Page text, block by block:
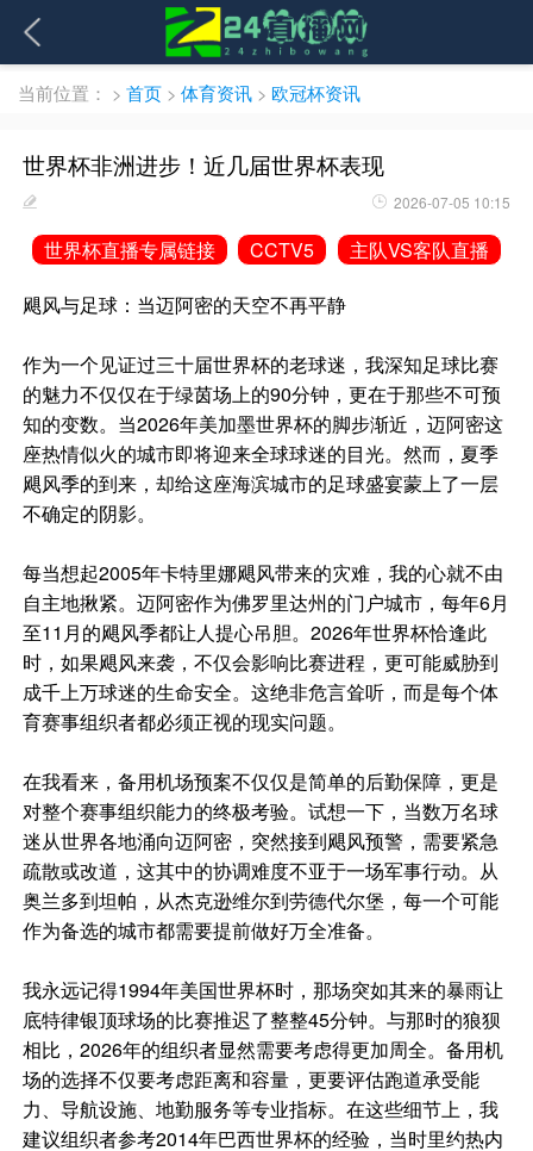
当前位置： > 首页 > 体育资讯 > 欧冠杯资讯
世界杯非洲进步！近几届世界杯表现
2026-07-05 10:15
世界杯直播专属链接 CCTV5
主队VS客队直播
飓风与足球：当迈阿密的天空不再平静
作为一个见证过三十届世界杯的老球迷，我深知足球比赛
的魅力不仅仅在于绿茵场上的90分钟，更在于那些不可预
知的变数。当2026年美加墨世界杯的脚步渐近，迈阿密这
座热情似火的城市即将迎来全球球迷的目光。然而，夏季
飓风季的到来，却给这座海滨城市的足球盛宴蒙上了一层
不确定的阴影。
每当想起2005年卡特里娜飓风带来的灾难，我的心就不由
自主地揪紧。迈阿密作为佛罗里达州的门户城市，每年6月
至11月的飓风季都让人提心吊胆。2026年世界杯恰逢此
时，如果飓风来袭，不仅会影响比赛进程，更可能威胁到
成千上万球迷的生命安全。这绝非危言耸听，而是每个体
育赛事组织者都必须正视的现实问题。
在我看来，备用机场预案不仅仅是简单的后勤保障，更是
对整个赛事组织能力的终极考验。试想一下，当数万名球
迷从世界各地涌向迈阿密，突然接到飓风预警，需要紧急
疏散或改道，这其中的协调难度不亚于一场军事行动。从
奥兰多到坦帕，从杰克逊维尔到劳德代尔堡，每一个可能
作为备选的城市都需要提前做好万全准备。
我永远记得1994年美国世界杯时，那场突如其来的暴雨让
底特律银顶球场的比赛推迟了整整45分钟。与那时的狼狈
相比，2026年的组织者显然需要考虑得更加周全。备用机
场的选择不仅要考虑距离和容量，更要评估跑道承受能
力、导航设施、地勤服务等专业指标。在这些细节上，我
建议组织者参考2014年巴西世界杯的经验，当时里约热内